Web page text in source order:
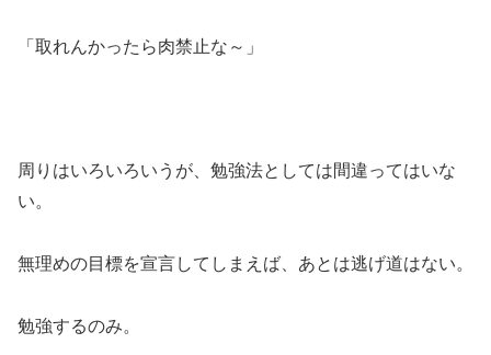
「取れんかったら肉禁止な～」
周りはいろいろいうが、勉強法としては間違ってはいな
い。
無理めの目標を宣言してしまえば、あとは逃げ道はない。
勉強するのみ。